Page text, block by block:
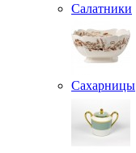
Салатники
Сахарницы